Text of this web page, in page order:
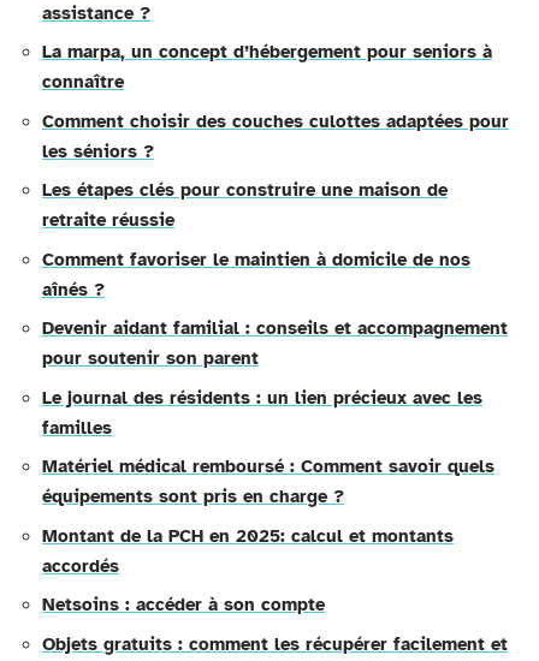
assistance ?
La marpa, un concept d’hébergement pour seniors à
connaître
Comment choisir des couches culottes adaptées pour
les séniors ?
Les étapes clés pour construire une maison de
retraite réussie
Comment favoriser le maintien à domicile de nos
aînés ?
Devenir aidant familial : conseils et accompagnement
pour soutenir son parent
Le journal des résidents : un lien précieux avec les
familles
Matériel médical remboursé : Comment savoir quels
équipements sont pris en charge ?
Montant de la PCH en 2025: calcul et montants
accordés
Netsoins : accéder à son compte
Objets gratuits : comment les récupérer facilement et